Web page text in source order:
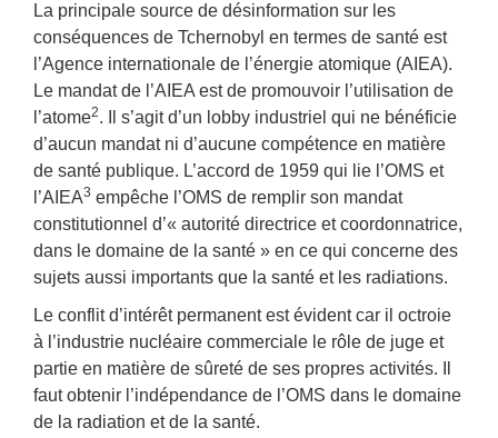
La principale source de désinformation sur les
conséquences de Tchernobyl en termes de santé est
l’Agence internationale de l’énergie atomique (AIEA).
Le mandat de l’AIEA est de promouvoir l’utilisation de
l’atome2. Il s’agit d’un lobby industriel qui ne bénéficie
d’aucun mandat ni d’aucune compétence en matière
de santé publique. L’accord de 1959 qui lie l’OMS et
l’AIEA3 empêche l’OMS de remplir son mandat
constitutionnel d’« autorité directrice et coordonnatrice,
dans le domaine de la santé » en ce qui concerne des
sujets aussi importants que la santé et les radiations.
Le conflit d’intérêt permanent est évident car il octroie
à l’industrie nucléaire commerciale le rôle de juge et
partie en matière de sûreté de ses propres activités. Il
faut obtenir l’indépendance de l’OMS dans le domaine
de la radiation et de la santé.